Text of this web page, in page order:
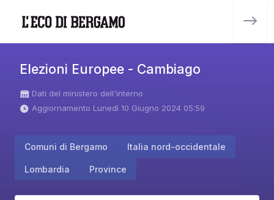
Elezioni Europee - Cambiago
Dati del ministero dell'interno
Aggiornamento Lunedì 10 Giugno 2024 05:59
Comuni di Bergamo Italia nord-occidentale
Lombardia Province